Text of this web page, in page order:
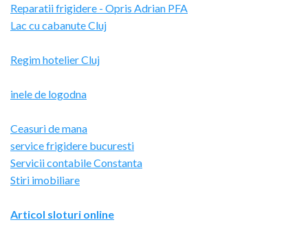
Reparatii frigidere - Opris Adrian PFA
Lac cu cabanute Cluj
Regim hotelier Cluj
inele de logodna
Ceasuri de mana
service frigidere bucuresti
Servicii contabile Constanta
Stiri imobiliare
Articol sloturi online